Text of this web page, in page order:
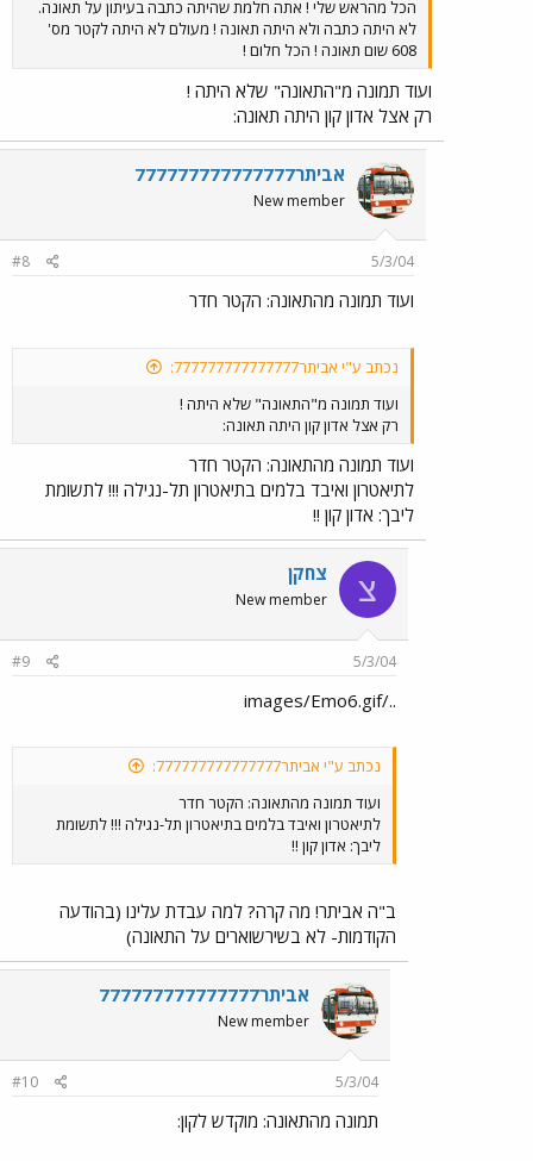
הכל מהראש שלי ! אתה חלמת שהיתה כתבה בעיתון על תאונה.
לא היתה כתבה ולא היתה תאונה ! מעולם לא היתה לקטר מס'
608 שום תאונה ! הכל חלום !
ועוד תמונה מ"התאונה" שלא היתה !
רק אצל אדון קון היתה תאונה:
אביתר777777777777777
New member
5/3/04
#8
ועוד תמונה מהתאונה: הקטר חדר
נכתב ע"י אביתר777777777777777:
ועוד תמונה מ"התאונה" שלא היתה !
רק אצל אדון קון היתה תאונה:
ועוד תמונה מהתאונה: הקטר חדר
לתיאטרון ואיבד בלמים בתיאטרון תל-נגילה !!! לתשומת
ליבך: אדון קון !!
צ צחקן
New member
5/3/04
#9
../images/Emo6.gif
נכתב ע"י אביתר777777777777777:
ועוד תמונה מהתאונה: הקטר חדר
לתיאטרון ואיבד בלמים בתיאטרון תל-נגילה !!! לתשומת
ליבך: אדון קון !!
ב"ה אביתר! מה קרה? למה עבדת עלינו (בהודעה
הקודמות- לא בשירשוארים על התאונה)
אביתר777777777777777
New member
5/3/04
#10
תמונה מהתאונה: מוקדש לקון: